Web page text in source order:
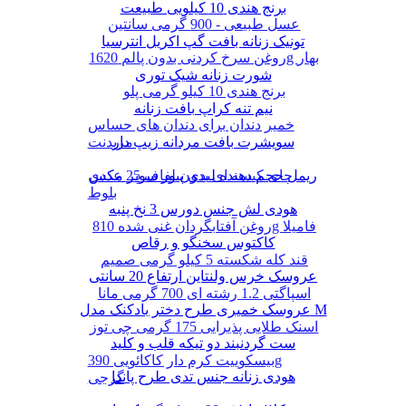
عسل طبیعی - 900 گرمی سانتین
روغن سرخ کردنی بدون پالم 1620g بهار
برنج هندی 10 کیلو گرمی پلو
خمیر دندان برای دندان های حساس
مریدنت
چای کیسه ای بدون لفاف 25 عددی
بلوط
روغن آفتابگردان غنی شده 810g فامیلا
قند کله شکسته 5 کیلو گرمی صمیم
اسپاگتی 1.2 رشته ای 700 گرمی مانا
اسنک طلایی پذیرایی 175 گرمی چی توز
بیسکوییت کرم دار کاکائویی 390g
گرجی
برنج هندی 10 کیلویی طبیعت
تونیک زنانه بافت گپ اکریل انترسیا
شورت زنانه شیک توری
نیم تنه کراپ بافت زنانه
سویشرت بافت مردانه زیپ دار
ریمل حجم دهنده لیدی پیور سوپر مکس
هودی لش جنس دورس 3 نخ پنبه
کاکتوس سخنگو و رقاص
عروسک خرس ولنتاین ارتفاع 20 سانتی
عروسک خمیری طرح دختر بادکنک مدل M
ست گردنبند دو تیکه قلب و کلید
هودی زنانه جنس تدی طرح پاندا